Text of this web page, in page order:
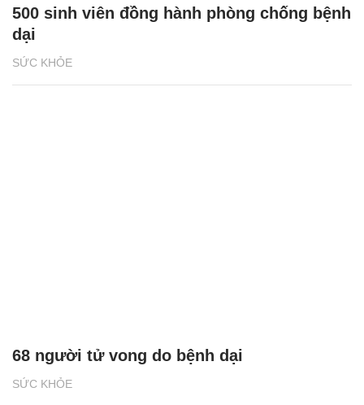
SỨC KHỎE
500 sinh viên đồng hành phòng chống bệnh
dại
SỨC KHỎE
68 người tử vong do bệnh dại